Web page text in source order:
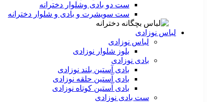
ست دو بادی وشلوار دخترانه
ست سویشرت و بادی و شلوار دخترانه
لباس نوزادی
لباس نوزادی
بلوز شلوار نوزادی
بادی نوزادی
بادی آستین بلند نوزادی
بادی آستین حلقه نوزادی
بادی آستین کوتاه نوزادی
ست بادی نوزادی